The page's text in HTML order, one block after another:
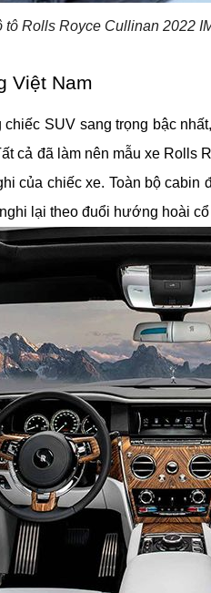
tô Rolls Royce Cullinan 2022
Việt Nam
SUV sang trọng bậc
cả đã làm nên mẫu xe
của chiếc xe. Toàn bộ
lại theo đuổi hướng hoài